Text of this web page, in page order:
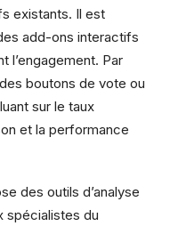
existants. Il est
add-ons interactifs
l’engagement. Par
boutons de vote ou
sur le taux
et la performance
des outils d’analyse
spécialistes du